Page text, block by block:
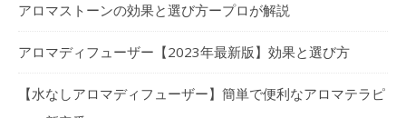
アロマストーンの効果と選び方ープロが解説
アロマディフューザー【2023年最新版】効果と選び方
【水なしアロマディフューザー】簡単で便利なアロマテラピ